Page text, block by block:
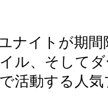
ナイトが期
ル、そして
活動する人